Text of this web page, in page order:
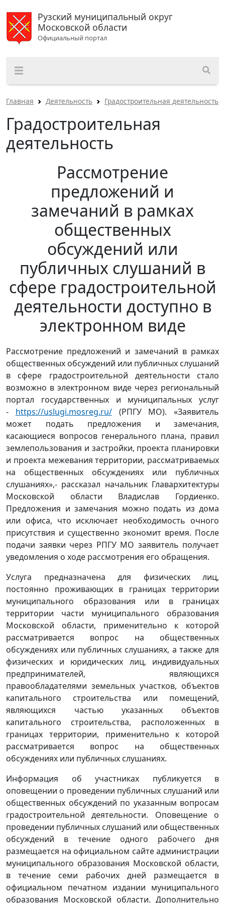
Рузский муниципальный округ
Московской области
Официальный портал
Главная Деятельность Градостроительная деятельность
Градостроительная
деятельность
Рассмотрение
предложений и
замечаний в рамках
общественных
обсуждений или
публичных слушаний в
сфере градостроительной
деятельности доступно в
электронном виде
Рассмотрение предложений и замечаний в рамках
общественных обсуждений или публичных слушаний
в сфере градостроительной деятельности стало
возможно в электронном виде через региональный
портал государственных и муниципальных услуг
- https://uslugi.mosreg.ru/(РПГУ МО). «Заявитель
может подать предложения и замечания,
касающиеся вопросов генерального плана, правил
землепользования и застройки, проекта планировки
и проекта межевания территории, рассматриваемых
на общественных обсуждениях или публичных
слушаниях»,- рассказал начальник Главархитектуры
Московской области Владислав Гордиенко.
Предложения и замечания можно подать из дома
или офиса, что исключает необходимость очного
присутствия и существенно экономит время. После
подачи заявки через РПГУ МО заявитель получает
уведомления о ходе рассмотрения его обращения.
Услуга предназначена для физических лиц,
постоянно проживающих в границах территории
муниципального образования или в границах
территории части муниципального образования
Московской области, применительно к которой
рассматривается вопрос на общественных
обсуждениях или публичных слушаниях, а также для
физических и юридических лиц, индивидуальных
предпринимателей, являющихся
правообладателями земельных участков, объектов
капитального строительства или помещений,
являющихся частью указанных объектов
капитального строительства, расположенных в
границах территории, применительно к которой
рассматривается вопрос на общественных
обсуждениях или публичных слушаниях.
Информация об участниках публикуется в
оповещении о проведении публичных слушаний или
общественных обсуждений по указанным вопросам
градостроительной деятельности. Оповещение о
проведении публичных слушаний или общественных
обсуждений в течение одного рабочего дня
размещается на официальном сайте администрации
муниципального образования Московской области,
в течение семи рабочих дней размещается в
официальном печатном издании муниципального
образования Московской области. Дополнительно